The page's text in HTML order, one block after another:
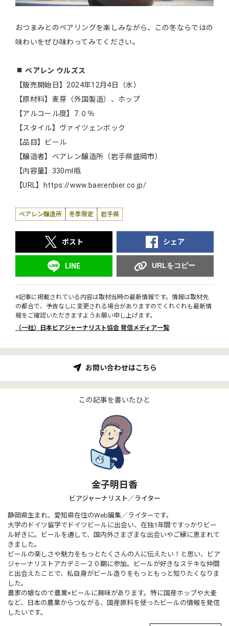
おつまみとのペアリングを楽しみながら、この冬ならではの
味わいをぜひ味わってみてください。
ベアレン ウルズス
【販売開始日】2024年12月4日（水）
【原材料】麦芽（外国製造）、ホップ
【アルコール度】7.０％
【スタイル】ヴァイツェンボック
【品目】ビール
【醸造者】ベアレン醸造所（岩手県盛岡市）
【内容量】330ml瓶
【URL】https://www.baerenbier.co.jp/
ベアレン醸造所 冬季限定 岩手県
ポスト シェア
LINE URLをコピー
※記事に掲載されている内容は取材当時の最新情報です。情報は取材先
の都合で、予告なしに変更される場合がありますのでくれぐれも最新情
報をご確認いただきますようお願い申し上げます。
（一社）日本ビアジャーナリスト協会 発信メディア一覧
お問い合わせはこちら
この記事を書いたひと
金子明日香
ビアジャーナリスト／ライター
静岡県生まれ、愛知県在住のWeb編集／ライターです。
大学のドイツ留学でドイツビールに出会い、在独1年間ですっかりビー
ル好きに。ビールを通して、国内外さまざまな出会いやご縁に恵まれて
きました。
ビールの楽しさや魅力をもっとたくさんの人に伝えたい！と思い、ビア
ジャーナリストアカデミー２０期に参加。ビールが好きなステキな仲間
と出会えたことで、私自身がビール造りをもっともっと知りたくなりま
した。
農家の娘なので農業×ビールに興味があります。特に国産ホップや大麦
など、日本の農業からつながる、国産原料を使ったビールの情報を発信
したいです。